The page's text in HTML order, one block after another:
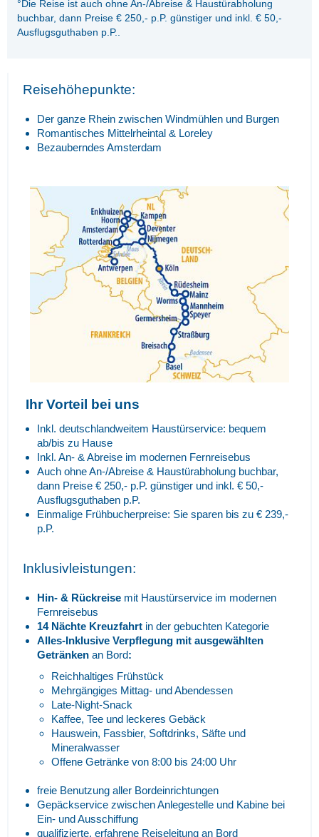
°Die Reise ist auch ohne An-/Abreise & Haustürabholung
buchbar, dann Preise € 250,- p.P. günstiger und inkl. € 50,-
Ausflugsguthaben p.P..
Reisehöhepunkte:
Der ganze Rhein zwischen Windmühlen und Burgen
Romantisches Mittelrheintal & Loreley
Bezauberndes Amsterdam
Ihr Vorteil bei uns
Inkl. deutschlandweitem Haustürservice: bequem
ab/bis zu Hause
Inkl. An- & Abreise im modernen Fernreisebus
Auch ohne An-/Abreise & Haustürabholung buchbar,
dann Preise € 250,- p.P. günstiger und inkl. € 50,-
Ausflugsguthaben p.P.
Einmalige Frühbucherpreise: Sie sparen bis zu € 239,-
p.P.
Inklusivleistungen:
Hin- & Rückreise mit Haustürservice im modernen
Fernreisebus
14 Nächte Kreuzfahrt in der gebuchten Kategorie
Alles-Inklusive Verpflegung mit ausgewählten
Getränken an Bord:
Reichhaltiges Frühstück
Mehrgängiges Mittag- und Abendessen
Late-Night-Snack
Kaffee, Tee und leckeres Gebäck
Hauswein, Fassbier, Softdrinks, Säfte und
Mineralwasser
Offene Getränke von 8:00 bis 24:00 Uhr
freie Benutzung aller Bordeinrichtungen
Gepäckservice zwischen Anlegestelle und Kabine bei
Ein- und Ausschiffung
qualifizierte, erfahrene Reiseleitung an Bord